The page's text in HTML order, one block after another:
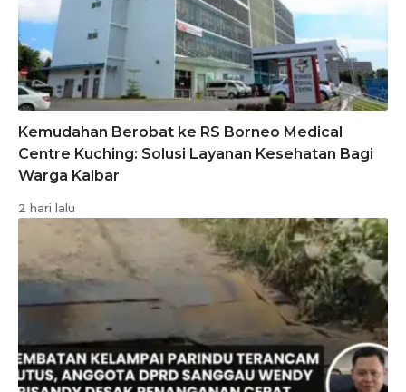
Kemudahan Berobat ke RS Borneo Medical
Centre Kuching: Solusi Layanan Kesehatan Bagi
Warga Kalbar
2 hari lalu